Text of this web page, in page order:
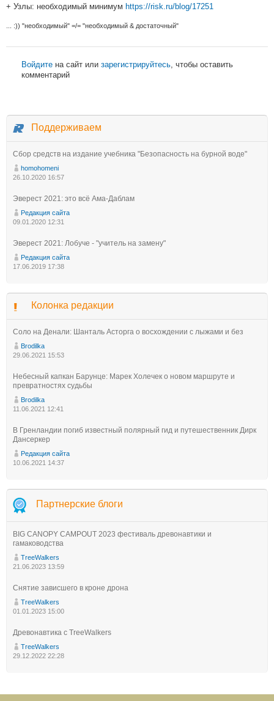
+ Узлы: необходимый минимум https://risk.ru/blog/17251
... :)) "необходимый" =/= "необходимый & достаточный"
Войдите на сайт или зарегистрируйтесь, чтобы оставить
комментарий
Поддерживаем
Сбор средств на издание учебника "Безопасность на бурной воде"
homohomeni
26.10.2020 16:57
Эверест 2021: это всё Ама-Даблам
Редакция сайта
09.01.2020 12:31
Эверест 2021: Лобуче - "учитель на замену"
Редакция сайта
17.06.2019 17:38
Колонка редакции
Соло на Денали: Шанталь Асторга о восхождении с лыжами и без
Brodilka
29.06.2021 15:53
Небесный капкан Барунце: Марек Холечек о новом маршруте и
превратностях судьбы
Brodilka
11.06.2021 12:41
В Гренландии погиб известный полярный гид и путешественник Дирк
Дансеркер
Редакция сайта
10.06.2021 14:37
Партнерские блоги
BIG CANOPY CAMPOUT 2023 фестиваль древонавтики и
гамаководства
TreeWalkers
21.06.2023 13:59
Снятие зависшего в кроне дрона
TreeWalkers
01.01.2023 15:00
Древонавтика с TreeWalkers
TreeWalkers
29.12.2022 22:28